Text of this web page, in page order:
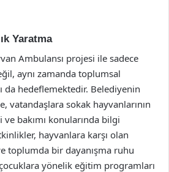
Yaratma
Ambulansı projesi ile sadece
aynı zamanda toplumsal
da hedeflemektedir. Belediyenin
vatandaşlara sokak hayvanlarının
bakımı konularında bilgi
hayvanlara karşı olan
toplumda bir dayanışma ruhu
yönelik eğitim programları